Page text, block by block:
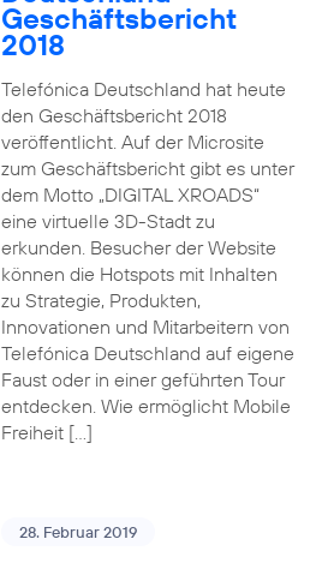
Geschäftsbericht
2018
Telefónica Deutschland hat heute
den Geschäftsbericht 2018
veröffentlicht. Auf der Microsite
zum Geschäftsbericht gibt es unter
dem Motto „DIGITAL XROADS“
eine virtuelle 3D-Stadt zu
erkunden. Besucher der Website
können die Hotspots mit Inhalten
zu Strategie, Produkten,
Innovationen und Mitarbeitern von
Telefónica Deutschland auf eigene
Faust oder in einer geführten Tour
entdecken. Wie ermöglicht Mobile
Freiheit […]
28. Februar 2019